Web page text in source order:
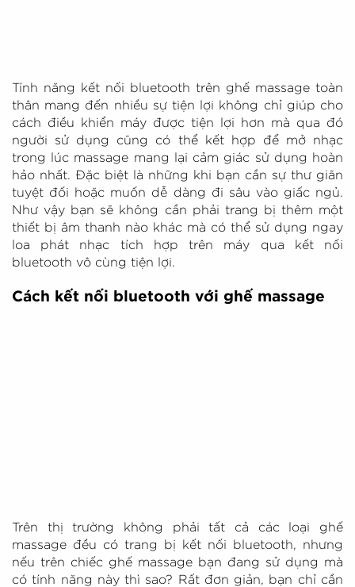
Tính năng kết nối bluetooth trên ghế massage toàn
thân mang đến nhiều sự tiện lợi không chỉ giúp cho
cách điều khiển máy được tiện lợi hơn mà qua đó
người sử dụng cũng có thể kết hợp để mở nhạc
trong lúc massage mang lại cảm giác sử dụng hoàn
hảo nhất. Đặc biệt là những khi bạn cần sự thư giãn
tuyệt đối hoặc muốn dễ dàng đi sâu vào giấc ngủ.
Như vậy bạn sẽ không cần phải trang bị thêm một
thiết bị âm thanh nào khác mà có thể sử dụng ngay
loa phát nhạc tích hợp trên máy qua kết nối
bluetooth vô cùng tiện lợi.
Cách kết nối bluetooth với ghế massage
Trên thị trường không phải tất cả các loại ghế
massage đều có trang bị kết nối bluetooth, nhưng
nếu trên chiếc ghế massage bạn đang sử dụng mà
có tính năng này thì sao? Rất đơn giản, bạn chỉ cần